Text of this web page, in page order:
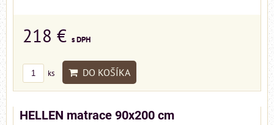
218 € s DPH
ks DO KOŠÍKA
HELLEN matrace 90x200 cm